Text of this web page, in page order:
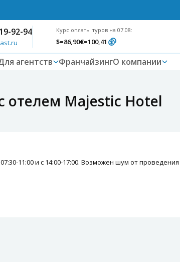
92-94 Курс оплаты туров на 07.08:
$=86,90€=100,41
агентств ФранчайзингО компании
отелем Majestic Hotel
11:00 и с 14:00-17:00. Возможен шум от